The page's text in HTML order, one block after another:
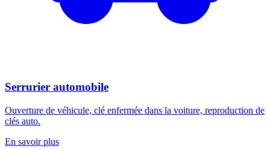
Serrurier automobile
Ouverture de véhicule, clé enfermée dans la voiture, reproduction de
clés auto.
En savoir plus